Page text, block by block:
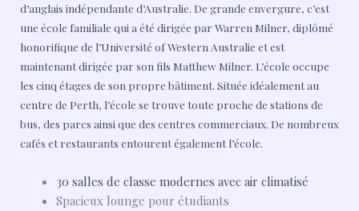
d’anglais indépendante d’Australie. De grande envergure, c’est
une école familiale qui a été dirigée par Warren Milner, diplômé
honorifique de l’Université of Western Australie et est
maintenant dirigée par son fils Matthew Milner. L’école occupe
les cinq étages de son propre bâtiment. Située idéalement au
centre de Perth, l’école se trouve toute proche de stations de
bus, des parcs ainsi que des centres commerciaux. De nombreux
cafés et restaurants entourent également l’école.
30 salles de classe modernes avec air climatisé
Spacieux lounge pour étudiants